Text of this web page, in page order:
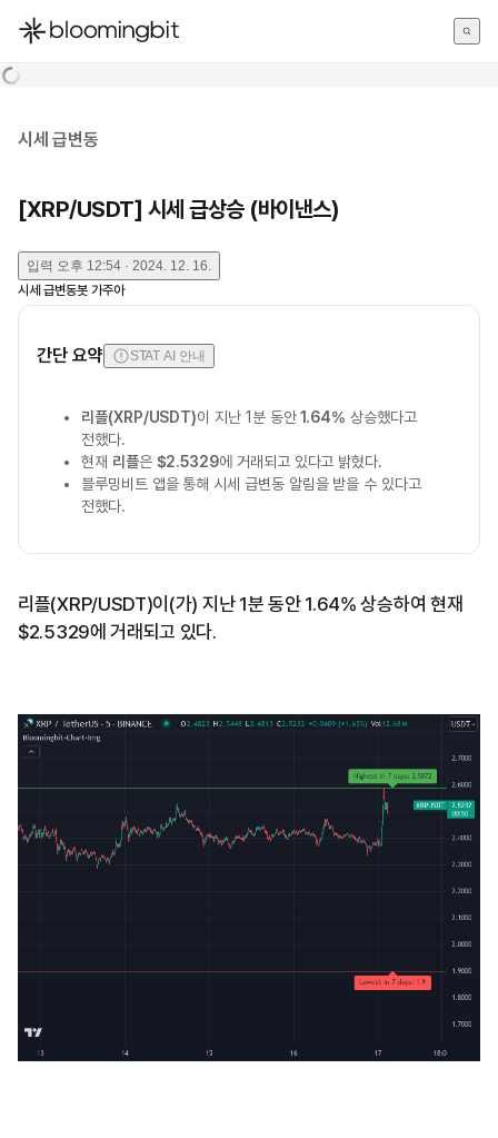
한국어
시세 급변동
[XRP/USDT] 시세 급상승 (바이낸스)
입력 오후 12:54 · 2024. 12. 16.
시세 급변동봇 가주아
간단 요약 STAT AI 안내
리플(XRP/USDT)이 지난 1분 동안1.64% 상승했다고
전했다.
현재 리플은 $2.5329에 거래되고 있다고 밝혔다.
블루밍비트 앱을 통해 시세 급변동 알림을 받을 수 있다고
전했다.
리플(XRP/USDT)이(가) 지난 1분 동안 1.64% 상승하여 현재
$2.5329에 거래되고 있다.